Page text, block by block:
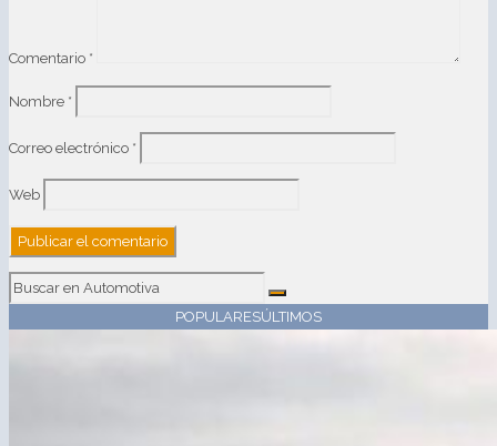
Comentario *
Nombre *
Correo electrónico *
Web
POPULARESÚLTIMOS